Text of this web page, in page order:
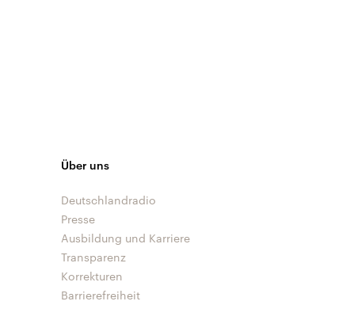
Über uns
Deutschlandradio
Presse
Ausbildung und Karriere
Transparenz
Korrekturen
Barrierefreiheit